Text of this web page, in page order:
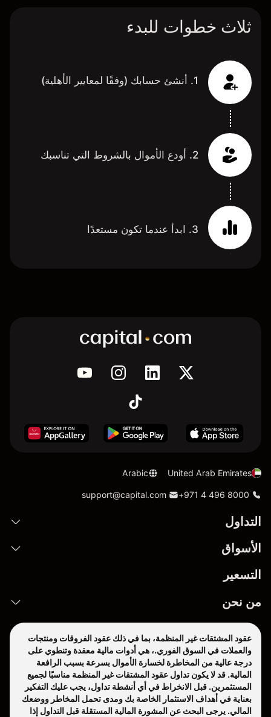
ثلاث خطوات للبدء
1. أنشئ حسابك (وفقًا لمعايير الأهلية)
2. أودع الأموال بالشروط التي تناسبك
3. ابدأ عندما تكون مستعدًا
United Arab Emirates
Arabic
+971 4 496 8000
support@capital.com
التداول
الأسواق
التسعير
من نحن
عقود المشتقات غير المنظمة، بما في ذلك عقود الفروقات ومنتجات
والعملات في السوق الفوري.، هي أدوات مالية معقدة وتنطوي على
درجة عالية من المخاطرة لخسارة الأموال بسرعة بسبب الرافعة
المالية. قد لا يكون تداول عقود المشتقات غير المنظمة مناسبًا لجميع
المستثمرين. قبل الانخراط في أي أنشطة تداول، يجب عليك التفكير
بعناية في أهداف الاستثمار الخاصة بك ومدى تحمل المخاطر ووضعك
المالي. يرجى البحث عن المشورة المالية المستقلة قبل التداول إذا